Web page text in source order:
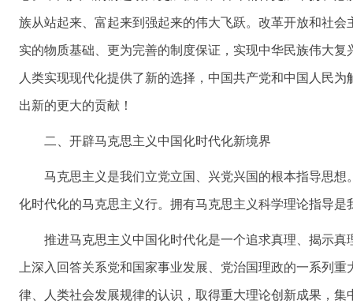
族从站起来、富起来到强起来的伟大飞跃。改革开放和社
实的物质基础、更为完善的制度保证，实现中华民族伟大
人类实现现代化提供了新的选择，中国共产党和中国人民
出新的更大的贡献！
二、开辟马克思主义中国化时代化新境界
马克思主义是我们立党立国、兴党兴国的根本指导思
化时代化的马克思主义行。拥有马克思主义科学理论指导
推进马克思主义中国化时代化是一个追求真理、揭示
上深入回答关系党和国家事业发展、党治国理政的一系列
律、人类社会发展规律的认识，取得重大理论创新成果，